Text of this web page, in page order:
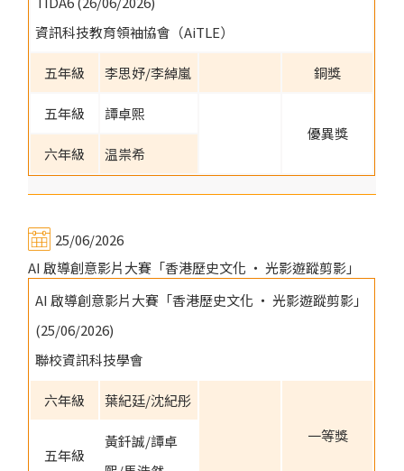
資訊科技教育領袖協會（AiTLE）
五年級 李思妤/李綽嵐 銅獎
五年級
譚卓熙
優異獎
六年級
温祟希
25/06/2026
AI 啟導創意影片大賽「香港歷史文化 ‧ 光影遊蹤剪影」
AI 啟導創意影片大賽「香港歷史文化 ‧ 光影遊蹤剪影」
(25/06/2026)
聯校資訊科技學會
六年級
葉紀廷/沈紀彤
一等獎
五年級
黃釺誠/譚卓